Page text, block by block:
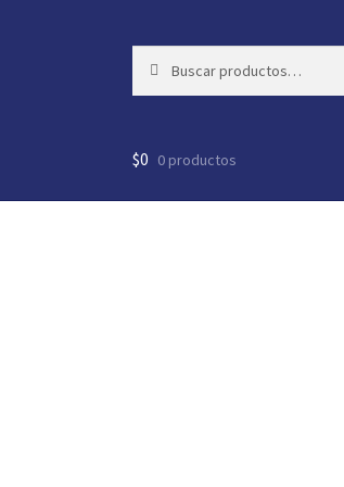
por:
$0 0 productos